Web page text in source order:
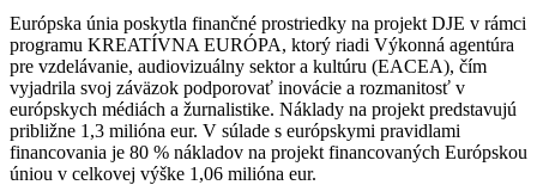
Európska únia poskytla finančné prostriedky na projekt DJE v rámci
programu KREATÍVNA EURÓPA, ktorý riadi Výkonná agentúra
pre vzdelávanie, audiovizuálny sektor a kultúru (EACEA), čím
vyjadrila svoj záväzok podporovať inovácie a rozmanitosť v
európskych médiách a žurnalistike. Náklady na projekt predstavujú
približne 1,3 milióna eur. V súlade s európskymi pravidlami
financovania je 80 % nákladov na projekt financovaných Európskou
úniou v celkovej výške 1,06 milióna eur.